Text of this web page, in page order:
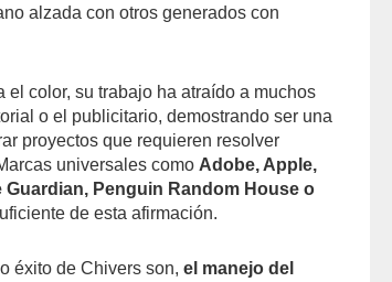
alzada con otros generados con
color, su trabajo ha atraído a muchos
o el publicitario, demostrando ser una
proyectos que requieren resolver
universales como Adobe, Apple,
Guardian, Penguin Random House o
de esta afirmación.
éxito de Chivers son,el manejo del